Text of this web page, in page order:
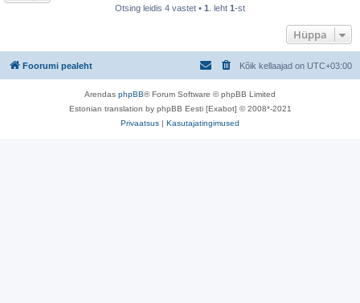
Otsing leidis 4 vastet • 1 . leht 1-st
Hüppa
Foorumi pealeht Kõik kellaajad on UTC+03:00
Arendas phpBB® Forum Software © phpBB Limited
Estonian translation by phpBB Eesti [Exabot] © 2008*-2021
Privaatsus | Kasutajatingimused